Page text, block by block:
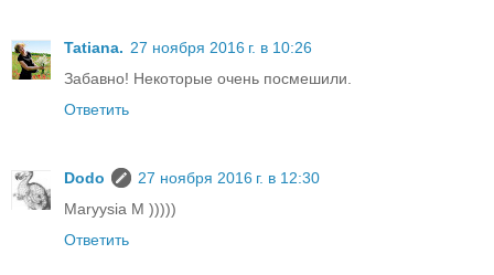
Tatiana. 27 ноября 2016 г. в 10:26
Забавно! Некоторые очень посмешили.
Ответить
Dodo
27 ноября 2016 г. в 12:30
Maryysia M )))))
Ответить